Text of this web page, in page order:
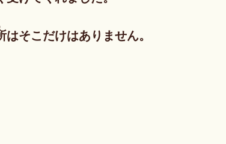
そこだけはありません。